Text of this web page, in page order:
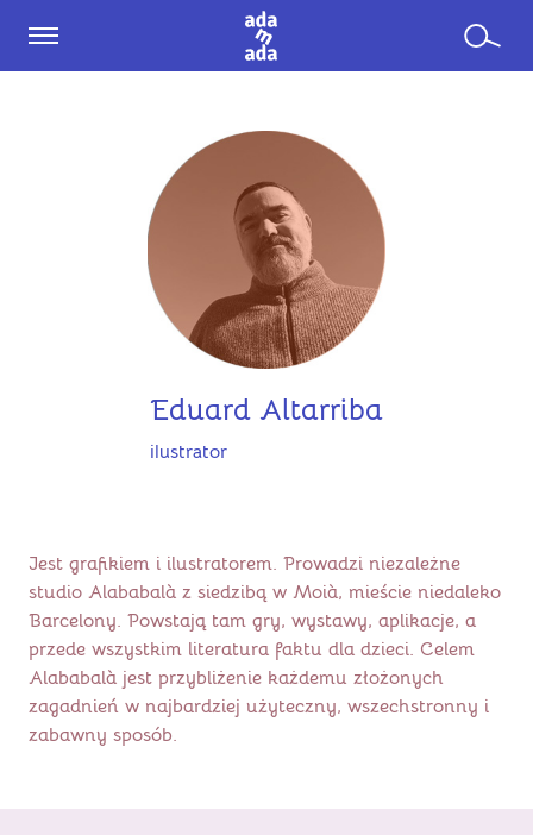
Eduard Altarriba
ilustrator
Jest grafikiem i ilustratorem. Prowadzi niezależne
studio Alababalà z siedzibą w Moià, mieście niedaleko
Barcelony. Powstają tam gry, wystawy, aplikacje, a
przede wszystkim literatura faktu dla dzieci. Celem
Alababalà jest przybliżenie każdemu złożonych
zagadnień w najbardziej użyteczny, wszechstronny i
zabawny sposób.